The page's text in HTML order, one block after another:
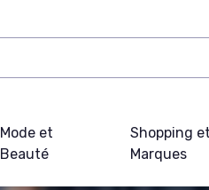
Mode et
Beauté
Shopping et
Marques